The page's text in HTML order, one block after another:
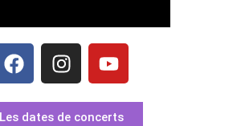
Les dates de concerts